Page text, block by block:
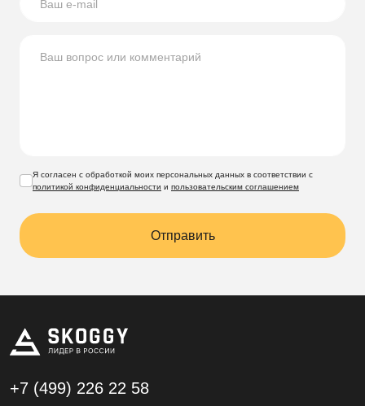
Я согласен с обработкой моих персональных данных в соответствии с
политикой конфиденциальности и пользовательским соглашением
Отправить
+7 (499) 226 22 58